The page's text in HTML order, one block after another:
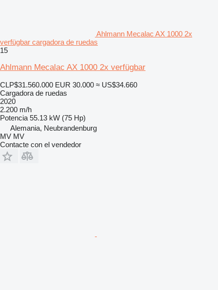
Ahlmann Mecalac AX 1000 2x
verfügbar cargadora de ruedas
15
Ahlmann Mecalac AX 1000 2x verfügbar
CLP$31.560.000 EUR 30.000 ≈ US$34.660
Cargadora de ruedas
2020
2.200 m/h
Potencia 55.13 kW (75 Hp)
Alemania, Neubrandenburg
MV MV
Contacte con el vendedor